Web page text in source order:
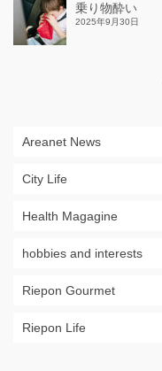
乗り物酔い
2025年9月30日
Areanet News
City Life
Health Magagine
hobbies and interests
Riepon Gourmet
Riepon Life